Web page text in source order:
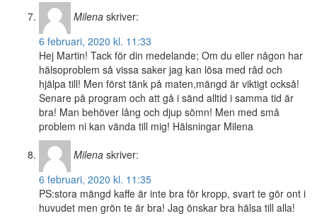
Milena skriver:
6 februari, 2020 kl. 11:33
Hej Martin! Tack för din medelande; Om du eller någon har
hälsoproblem så vissa saker jag kan lösa med råd och
hjälpa till! Men först tänk på maten,mängd är viktigt också!
Senare på program och att gå i sänd alltid i samma tid är
bra! Man behöver lång och djup sömn! Men med små
problem ni kan vända till mig! Hälsningar Milena
Milena skriver:
6 februari, 2020 kl. 11:35
PS:stora mängd kaffe är inte bra för kropp, svart te gör ont i
huvudet men grön te är bra! Jag önskar bra hälsa till alla!